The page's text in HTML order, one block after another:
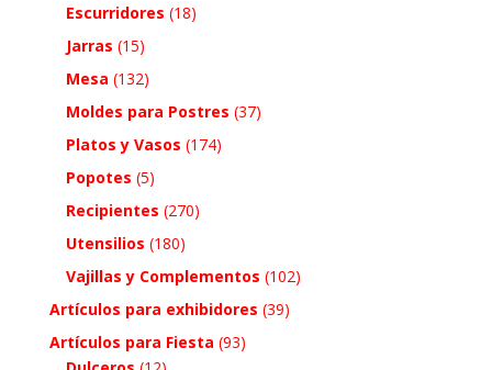
Escurridores (18)
Jarras (15)
Mesa (132)
Moldes para Postres (37)
Platos y Vasos (174)
Popotes (5)
Recipientes (270)
Utensilios (180)
Vajillas y Complementos (102)
Artículos para exhibidores (39)
Artículos para Fiesta (93)